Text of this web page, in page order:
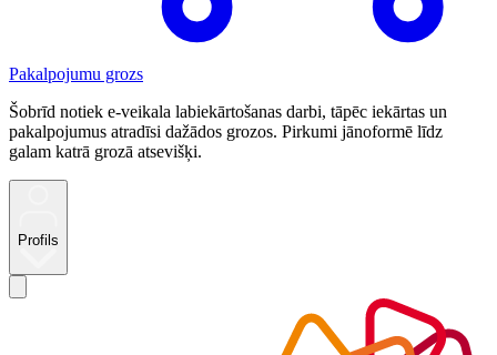
Pakalpojumu grozs
Šobrīd notiek e-veikala labiekārtošanas darbi, tāpēc iekārtas un
pakalpojumus atradīsi dažādos grozos. Pirkumi jānoformē līdz
galam katrā grozā atsevišķi.
Profils